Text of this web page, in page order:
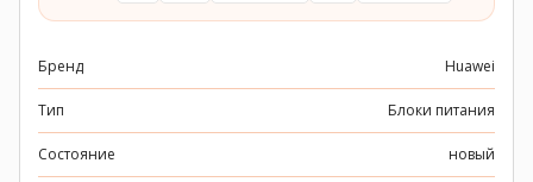
Бренд Huawei
Тип Блоки питания
Состояние новый